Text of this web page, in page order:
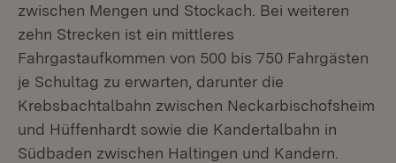
zwischen Mengen und Stockach. Bei weiteren
zehn Strecken ist ein mittleres
Fahrgastaufkommen von 500 bis 750 Fahrgästen
je Schultag zu erwarten, darunter die
Krebsbachtalbahn zwischen Neckarbischofsheim
und Hüffenhardt sowie die Kandertalbahn in
Südbaden zwischen Haltingen und Kandern.